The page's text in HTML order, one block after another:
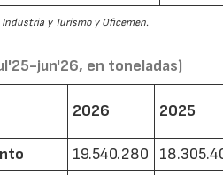
y Turismo y Oficemen.
jun'26, en toneladas)
2026 2025
19.540.280